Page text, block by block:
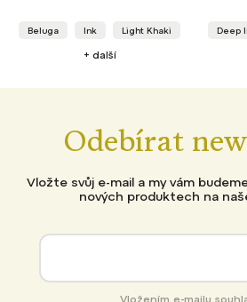
Deep Ink Black Light Khaki
+ další
Odebírat
Vložte svůj e-mail a my vám
nových produktech na